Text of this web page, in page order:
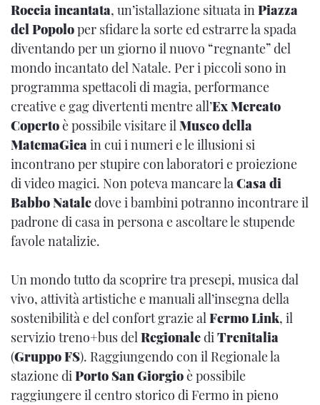
Roccia incantata, un’istallazione situatainPiazza
del Popoloper sfidare la sorte ed estrarre la spada
diventando per un giorno il nuovo “regnante” del
mondo incantato del Natale. Per i piccoli sono in
programma spettacoli di magia, performance
creative e gag divertenti mentre all’Ex Mercato
Copertoè possibile visitare ilMuseo della
MatemaGicain cui i numeri e le illusioni si
incontrano per stupire con laboratori e proiezione
di video magici. Non poteva mancare laCasa di
Babbo Nataledove i bambini potranno incontrare il
padrone di casa in persona e ascoltare le stupende
favole natalizie.
Un mondo tutto da scoprire tra presepi, musica dal
vivo, attività artistiche e manuali all’insegna della
sostenibilità e del confort grazie alFermo Link, il
servizio treno+bus delRegionalediTrenitalia
(Gruppo FS). Raggiungendo con il Regionale la
stazione diPorto San Giorgioè possibile
raggiungere il centro storico di Fermo in pieno